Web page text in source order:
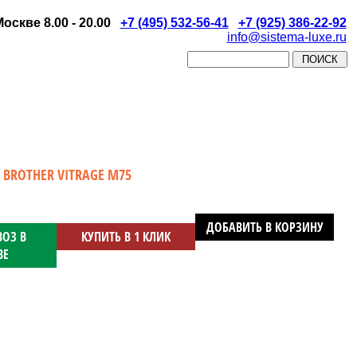
8.00 - 20.00 +7 (495) 532-56-41 +7 (925) 386-22-92
info@sistema-luxe.ru
VITRAGE M75
ДОБАВИТЬ В КОРЗИНУ
КУПИТЬ В 1 КЛИК
В